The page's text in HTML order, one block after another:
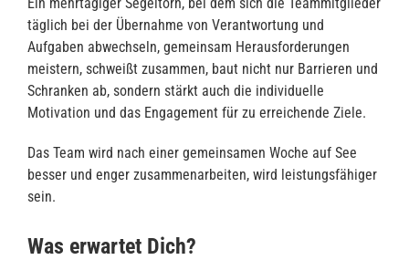
täglich bei der Übernahme von Verantwortung und
Aufgaben abwechseln, gemeinsam Herausforderungen
meistern, schweißt zusammen, baut nicht nur Barrieren und
Schranken ab, sondern stärkt auch die individuelle
Motivation und das Engagement für zu erreichende Ziele.
Das Team wird nach einer gemeinsamen Woche auf See
besser und enger zusammenarbeiten, wird leistungsfähiger
sein.
Was erwartet Dich?